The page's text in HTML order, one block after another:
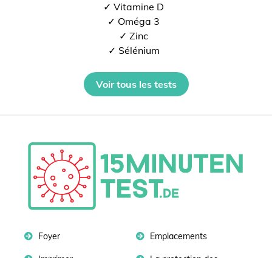
✓ Vitamine D
✓ Oméga 3
✓ Zinc
✓ Sélénium
Voir tous les tests
Foyer Emplacements